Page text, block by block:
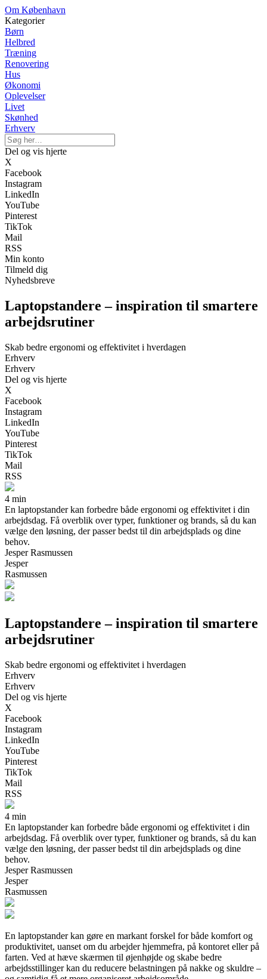
Om København
Kategorier
Børn
Helbred
Træning
Renovering
Hus
Økonomi
Oplevelser
Livet
Skønhed
Erhverv
Del og vis hjerte
X
Facebook
Instagram
LinkedIn
YouTube
Pinterest
TikTok
Mail
RSS
Min konto
Tilmeld dig
Nyhedsbreve
Laptopstandere – inspiration til smartere
arbejdsrutiner
Skab bedre ergonomi og effektivitet i hverdagen
Erhverv
Erhverv
Del og vis hjerte
X
Facebook
Instagram
LinkedIn
YouTube
Pinterest
TikTok
Mail
RSS
4 min
En laptopstander kan forbedre både ergonomi og effektivitet i din
arbejdsdag. Få overblik over typer, funktioner og brands, så du kan
vælge den løsning, der passer bedst til din arbejdsplads og dine
behov.
Jesper Rasmussen
Jesper
Rasmussen
Laptopstandere – inspiration til smartere
arbejdsrutiner
Skab bedre ergonomi og effektivitet i hverdagen
Erhverv
Erhverv
Del og vis hjerte
X
Facebook
Instagram
LinkedIn
YouTube
Pinterest
TikTok
Mail
RSS
4 min
En laptopstander kan forbedre både ergonomi og effektivitet i din
arbejdsdag. Få overblik over typer, funktioner og brands, så du kan
vælge den løsning, der passer bedst til din arbejdsplads og dine
behov.
Jesper Rasmussen
Jesper
Rasmussen
En laptopstander kan gøre en markant forskel for både komfort og
produktivitet, uanset om du arbejder hjemmefra, på kontoret eller på
farten. Ved at hæve skærmen til øjenhøjde og skabe bedre
arbejdsstillinger kan du reducere belastningen på nakke og skuldre –